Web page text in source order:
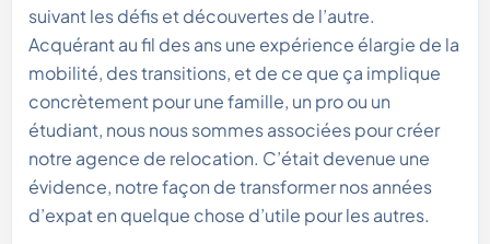
suivant les défis et découvertes de l’autre.
Acquérant au fil des ans une expérience élargie de la
mobilité, des transitions, et de ce que ça implique
concrètement pour une famille, un pro ou un
étudiant, nous nous sommes associées pour créer
notre agence de relocation. C’était devenue une
évidence, notre façon de transformer nos années
d’expat en quelque chose d’utile pour les autres.